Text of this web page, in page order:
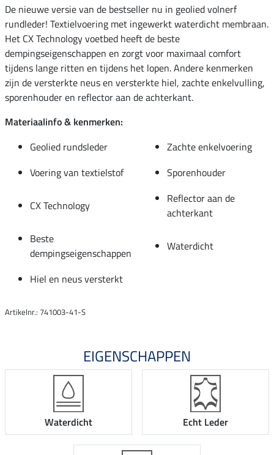
De nieuwe versie van de bestseller nu in geolied volnerf
rundleder! Textielvoering met ingewerkt waterdicht membraan.
Het CX Technology voetbed heeft de beste
dempingseigenschappen en zorgt voor maximaal comfort
tijdens lange ritten en tijdens het lopen. Andere kenmerken
zijn de versterkte neus en versterkte hiel, zachte enkelvulling,
sporenhouder en reflector aan de achterkant.
Materiaalinfo & kenmerken:
Geolied rundsleder
Zachte enkelvoering
Voering van textielstof
Sporenhouder
CX Technology
Reflector aan de
achterkant
Beste
dempingseigenschappen
Waterdicht
Hiel en neus versterkt
Artikelnr.: 741003-41-S
EIGENSCHAPPEN
Waterdicht Echt Leder